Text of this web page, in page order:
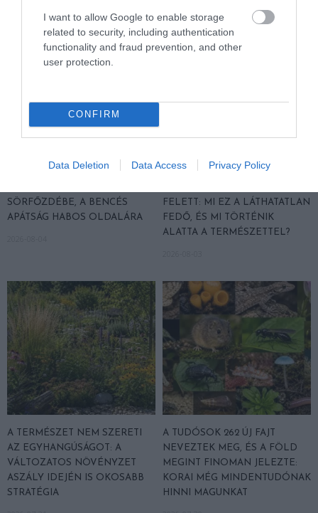
I want to allow Google to enable storage
related to security, including authentication
functionality and fraud prevention, and other
user protection.
CONFIRM
Data Deletion Data Access Privacy Policy
SÖRFŐZDÉBE, A BENCÉS
APÁTSÁG HABOS OLDALÁRA
FELETT: MI EZ A LÁTHATATLAN
FEDŐ, ÉS MI TÖRTÉNIK
ALATTA A TERMÉSZETTEL?
A TERMÉSZET NEM SZERETI
AZ EGYHANGÚSÁGOT: A
VÁLTOZATOS NÖVÉNYZET
ASZÁLY IDEJÉN IS OKOSABB
STRATÉGIA
A TUDÓSOK 262 ÚJ FAJT
NEVEZTEK MEG, ÉS A FÖLD
MEGINT FINOMAN JELEZTE:
KORAI MÉG MINDENTUDÓNAK
HINNI MAGUNKAT